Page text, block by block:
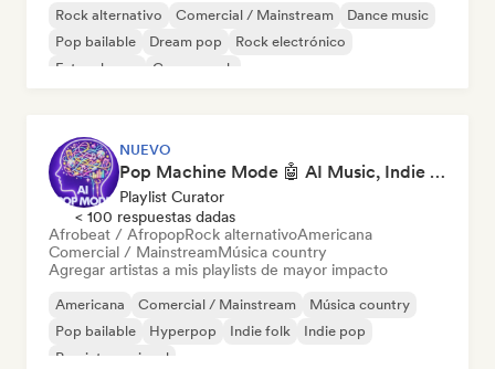
Rock alternativo Comercial / Mainstream
Dance music
Pop bailable
Dream pop
Rock electrónico
Future house
Garage rock
NUEVO
Pop Machine Mode 🤖 AI Music, Indie Pop & Dream Pop
Playlist Curator
< 100 respuestas dadas
Afrobeat / AfropopRock alternativoAmericana
Comercial / MainstreamMúsica country
Agregar artistas a mis playlists de mayor impacto
Americana Comercial / Mainstream
Música country
Pop bailable
Hyperpop Indie folk
Indie pop
Pop internacional